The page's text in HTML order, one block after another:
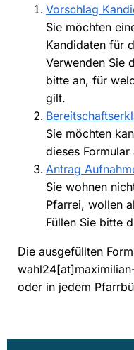
Vorschlag
Sie möchten
Kandidaten für
Verwenden Sie
bitte an, für
gilt.
Sie möchten
dieses Formular
Antrag
Sie wohnen
Pfarrei, wollen
Füllen Sie bitte
Die ausgefüllten
oder in jedem